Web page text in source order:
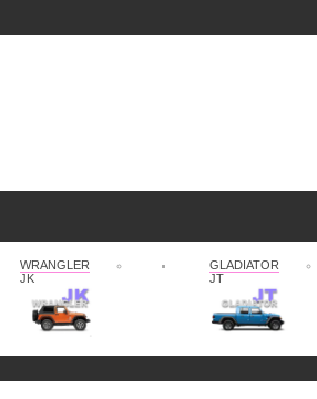
WRANGLER
JK
GLADIATOR
JT